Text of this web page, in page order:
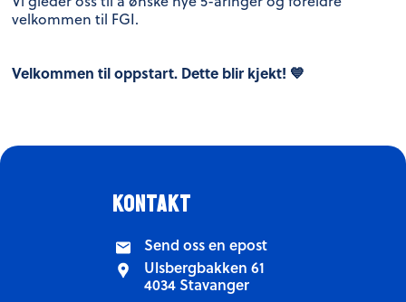
velkommen til FGI.
Velkommen til oppstart. Dette blir kjekt! 💙
kontakt
Send oss en epost
Ulsbergbakken 61
4034 Stavanger